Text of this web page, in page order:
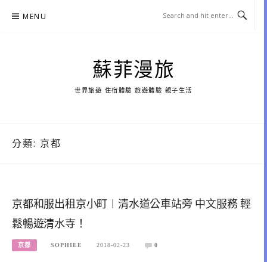
MENU
蘇菲漫旅
世界旅遊 住宿體驗 旅遊體驗 親子生活
分類: 京都
京都和服出租京小町︱清水道公車站旁 中文服務 輕
鬆暢遊清水寺！
京都 SOPHIEE 2018-02-23 0